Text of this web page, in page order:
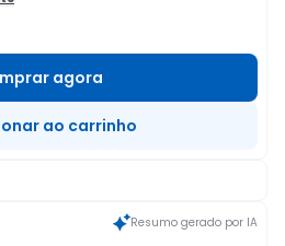
agora
ao carrinho
Resumo gerado por IA